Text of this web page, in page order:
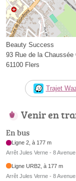
Beauty Success
93 Rue de la Chaussée
61100 Flers
Trajet
Venir en
En bus
Ligne 2, à 177 m
Arrêt Jules Verne - 8
Ligne URB2, à 177 m
Arrêt Jules Verne - 8